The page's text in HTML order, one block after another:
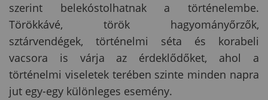
szerint belekóstolhatnak a történelembe.
Törökkávé, török hagyományőrzők,
sztárvendégek, történelmi séta és korabeli
vacsora is várja az érdeklődőket, ahol a
történelmi viseletek terében szinte minden napra
jut egy-egy különleges esemény.